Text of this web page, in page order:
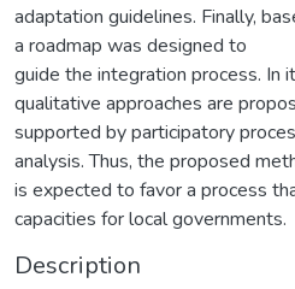
adaptation guidelines. Finally,
a roadmap was designed to
guide the integration process. In
qualitative approaches are
supported by participatory
analysis. Thus, the proposed
is expected to favor a process
capacities for local governments.
Description